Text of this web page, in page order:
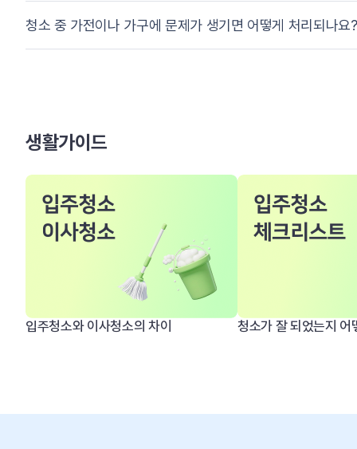
청소 중 가전이나 가구에 문제가 생기면 어떻게 처리되나요?
생활가이드
입주청소와 이사청소의 차이